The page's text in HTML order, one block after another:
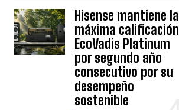
Hisense mantiene la
máxima calificación
EcoVadis Platinum
por segundo año
consecutivo por su
desempeño
sostenible